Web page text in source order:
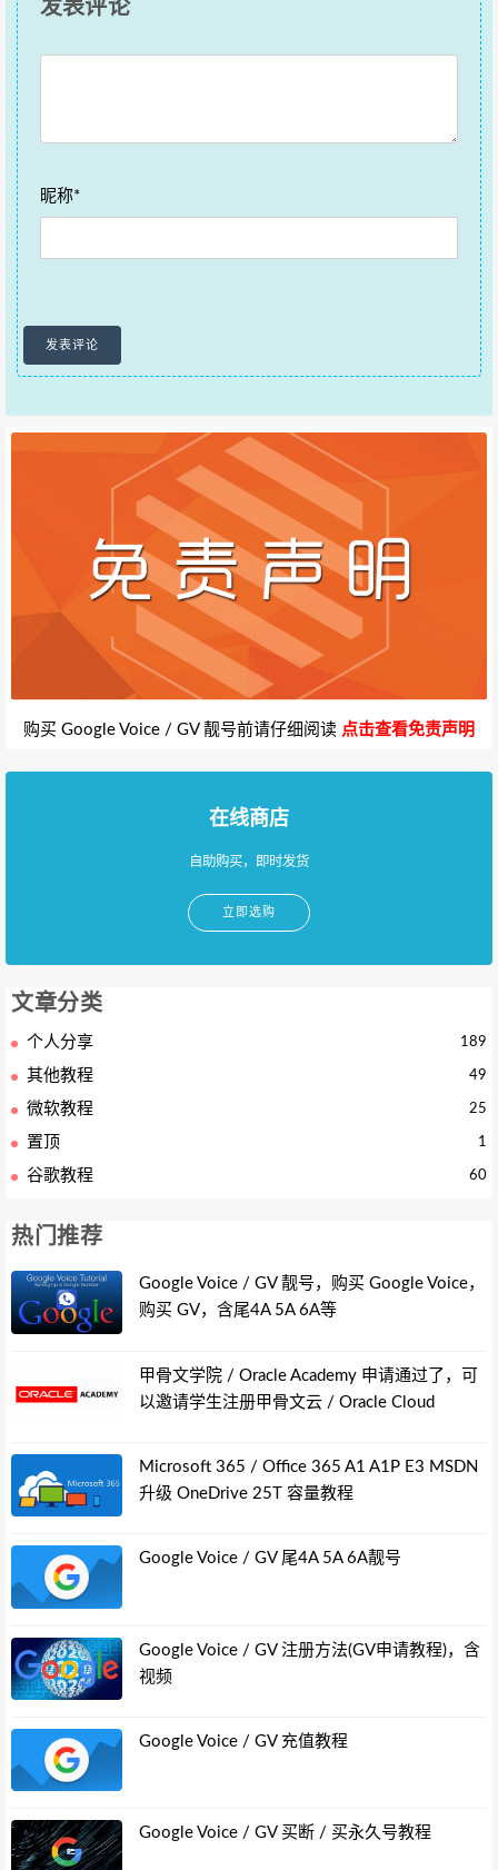
发表评论
昵称*
购买 Google Voice / GV 靓号前请仔细阅读 点击查看免责声明
在线商店
自助购买，即时发货
立即选购
文章分类
个人分享 189
其他教程 49
微软教程 25
置顶 1
谷歌教程 60
热门推荐
Google Voice / GV 靓号，购买 Google Voice，
购买 GV，含尾4A 5A 6A等
甲骨文学院 / Oracle Academy 申请通过了，可
以邀请学生注册甲骨文云 / Oracle Cloud
Microsoft 365 / Office 365 A1 A1P E3 MSDN
升级 OneDrive 25T 容量教程
Google Voice / GV 尾4A 5A 6A靓号
Google Voice / GV 注册方法(GV申请教程)，含
视频
Google Voice / GV 充值教程
Google Voice / GV 买断 / 买永久号教程